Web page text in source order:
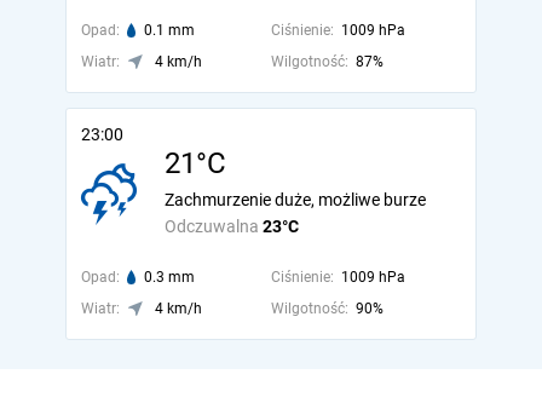
Opad: 0.1 mm Ciśnienie: 1009 hPa
Wiatr:
4 km/h Wilgotność: 87%
23:00
21°C
Odczuwalna 23°C
Zachmurzenie duże, możliwe burze
Opad: 0.3 mm Ciśnienie: 1009 hPa
Wiatr:
4 km/h Wilgotność: 90%